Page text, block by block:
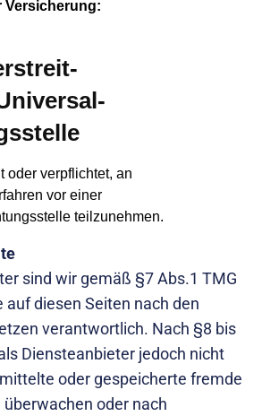
Versicherung:
oder verpflichtet, an
vor einer
teilzunehmen.
sind wir gemäß §7 Abs.1 TMG
auf diesen Seiten nach den
verantwortlich. Nach §8 bis
Diensteanbieter jedoch nicht
oder gespeicherte fremde
oder nach